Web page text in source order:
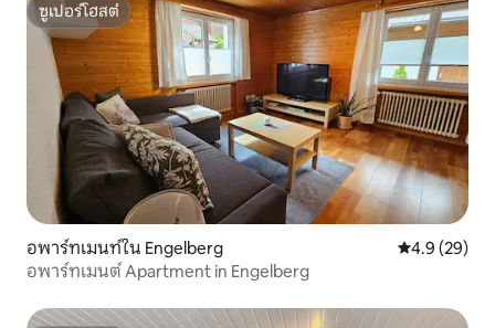
ซูเปอร์โฮสต์
ซูเปอร์โฮสต์
อพาร์ทเมนท์ใน Engelberg คะแนนเฉลี่ย
4.9 (29)
อพาร์ทเมนต์ Apartment in Engelberg